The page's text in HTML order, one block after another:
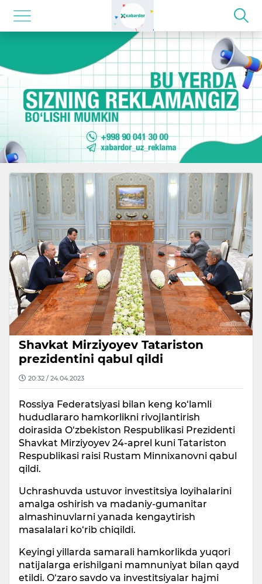
Shavkat Mirziyoyev Tatariston
prezidentini qabul qildi
20:32 / 24.04.2023
Rossiya Federatsiyasi bilan keng ko‘lamli
hududlararo hamkorlikni rivojlantirish
doirasida O‘zbekiston Respublikasi Prezidenti
Shavkat Mirziyoyev 24-aprel kuni Tatariston
Respublikasi raisi Rustam Minnixanovni qabul
qildi.
Uchrashuvda ustuvor investitsiya loyihalarini
amalga oshirish va madaniy-gumanitar
almashinuvlarni yanada kengaytirish
masalalari ko‘rib chiqildi.
Keyingi yillarda samarali hamkorlikda yuqori
natijalarga erishilgani mamnuniyat bilan qayd
etildi. O‘zaro savdo va investitsiyalar hajmi